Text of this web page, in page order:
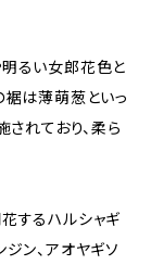
るい女郎花色と
裾は薄萌葱といっ
されており、柔ら
するハルシャギ
ン、アオヤギソ